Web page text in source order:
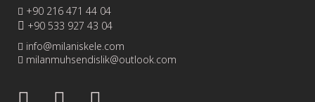
+90 216 471 44 04
+90 533 927 43 04
info@milaniskele.com
milanmuhsendislik@outlook.com